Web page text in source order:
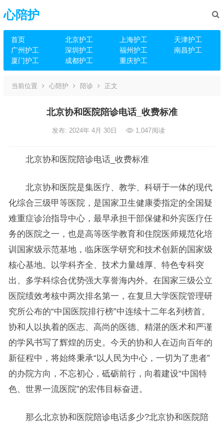
心陪护
首页 北京护工 上海护工
天津护工
广州护工
深圳护工 福州护工
南昌护工
厦门护工
成都护工 重庆护工
当前位置 心陪护 陪诊 正文
北京协和医院陪诊电话_收费标准
发布: 2024年 4月 30日 1,047阅读
北京协和医院陪诊电话_收费标准
北京协和医院是集医疗、教学、科研于一体的现代
化综合三级甲等医院，是国家卫生健康委指定的全国疑
难重症诊治指导中心，最早承担干部保健和外宾医疗任
务的医院之一，也是高等医学教育和住院医师规范化培
训国家级示范基地，临床医学研究和技术创新的国家级
核心基地。以学科齐全、技术力量雄厚、特色专科突
出、多学科综合优势强大享誉海内外。在国家三级公立
医院绩效考核中两次排名第一，在复旦大学医院管理研
究所公布的“中国医院排行榜”中连续十二年名列榜首。
协和人以执着的医志、高尚的医德、精湛的医术和严谨
的学风书写了辉煌的历史。今天的协和人在迈向百年的
新征程中，将始终秉承“以人民为中心，一切为了患者”
的办院方向，不忘初心，砥砺前行，向着建设“中国特
色、世界一流医院”的宏伟目标奋进。
那么北京协和医院陪诊电话多少?北京协和医院陪